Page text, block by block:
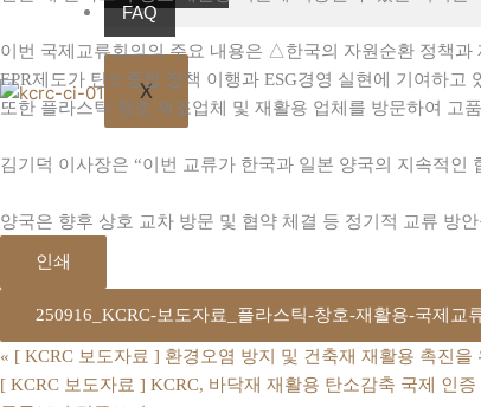
FAQ
X
이번 국제교류회의의 주요 내용은 △한국의 자원순환 정책
EPR제도가 탄소중립 정책 이행과 ESG경영 실현에 기여하고
또한 플라스틱 창호 제조업체 및 재활용 업체를 방문하여 고
김기덕 이사장은 “이번 교류가 한국과 일본 양국의 지속적
양국은 향후 상호 교차 방문 및 협약 체결 등 정기적 교류 방
인쇄
250916_KCRC-보도자료_플라스틱-창호-재활용-국제교
« [ KCRC 보도자료 ] 환경오염 방지 및 건축재 재활용 촉진을
[ KCRC 보도자료 ] KCRC, 바닥재 재활용 탄소감축 국제 인증